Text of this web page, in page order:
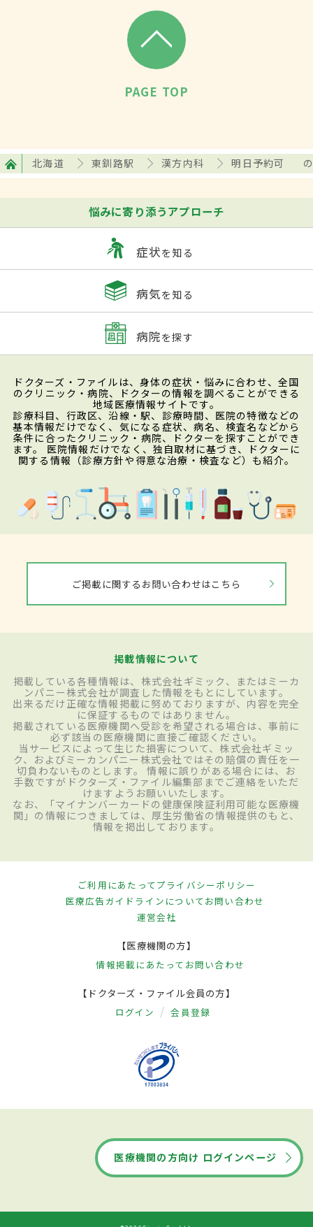
PAGE TOP
北海道 東釧路駅 漢方内科 明日予約可
悩みに寄り添うアプローチ
症状を知る
病気を知る
病院を探す
ドクターズ・ファイルは、身体の症状・悩みに合わせ、全国
のクリニック・病院、ドクターの情報を調べることができる
地域医療情報サイトです。
診療科目、行政区、沿線・駅、診療時間、医院の特徴などの
基本情報だけでなく、気になる症状、病名、検査名などから
条件に合ったクリニック・病院、ドクターを探すことができ
ます。 医院情報だけでなく、独自取材に基づき、ドクターに
関する情報（診療方針や得意な治療・検査など）も紹介。
ご掲載に関するお問い合わせはこちら
掲載情報について
掲載している各種情報は、株式会社ギミック、またはミーカ
ンパニー株式会社が調査した情報をもとにしています。
出来るだけ正確な情報掲載に努めておりますが、内容を完全
に保証するものではありません。
掲載されている医療機関へ受診を希望される場合は、事前に
必ず該当の医療機関に直接ご確認ください。
当サービスによって生じた損害について、株式会社ギミッ
ク、およびミーカンパニー株式会社ではその賠償の責任を一
切負わないものとします。 情報に誤りがある場合には、お
手数ですがドクターズ・ファイル編集部までご連絡をいただ
けますようお願いいたします。
なお、「マイナンバーカードの健康保険証利用可能な医療機
関」の情報につきましては、厚生労働省の情報提供のもと、
情報を掲出しております。
ご利用にあたってプライバシーポリシー
医療広告ガイドラインについてお問い合わせ
運営会社
【医療機関の方】
情報掲載にあたって お問い合わせ
【ドクターズ・ファイル会員の方】
ログイン 会員登録
医療機関の方向け ログインページ